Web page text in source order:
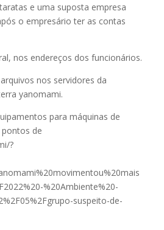
e uma suposta empresa
o empresário ter as contas
nos endereços dos funcionários.
nos servidores da
yanomami.
para máquinas de
de
?
%20Ambiente%20-
suspeito-de-